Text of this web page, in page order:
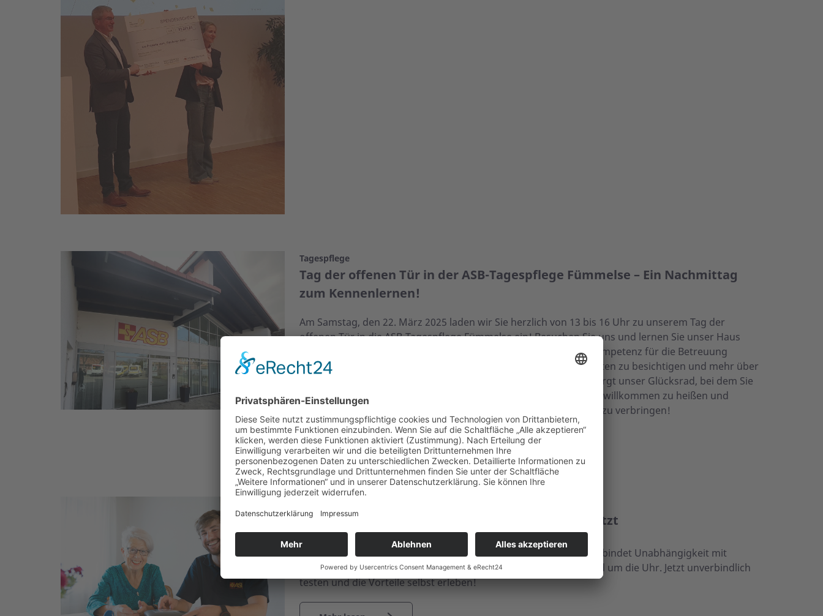
Tagespflege
Tag der offenen Tür in der ASB-Tagespflege Fümmelse – Ein Nachmittag
zum Kennenlernen!
Am Samstag, den 22. März 2025 laden wir Sie herzlich von 13 bis 16 Uhr zu unserem Tag der
offenen Tür in die ASB-Tagespflege Fümmelse ein! Besuchen Sie uns und lernen Sie unser Haus
sowie das engagierte Team kennen, das mit viel Herz und Fachkompetenz für die Betreuung
unserer Gäste sorgt. Nutzen Sie die Gelegenheit, die Räumlichkeiten zu besichtigen und mehr über
unser Angebot zu erfahren. Für einen zusätzlichen Spaßfaktor sorgt unser Glücksrad, bei dem Sie
tolle Preise gewinnen können! Wir freuen uns darauf, Sie bei uns willkommen zu heißen und
gemeinsam einen informativen und unterhaltsamen Nachmittag zu verbringen!
Mehr lesen
Mit dem ASB-Hausnotruf rund um die Uhr geschützt
Bleiben Sie sorgenfrei in Ihrem Zuhause: Der ASB-Hausnotruf verbindet Unabhängigkeit mit
Sicherheit und gewährleistet schnelle Hilfe auf Knopfdruck – rund um die Uhr. Jetzt unverbindlich
testen und die Vorteile selbst erleben!